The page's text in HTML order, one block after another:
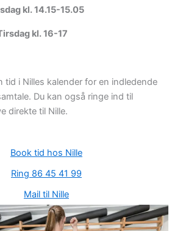
kl. 14.15-15.05
kl. 16-17
tid i Nilles kalender for en indledende
Du kan også ringe ind til
direkte til Nille.
Book tid hos Nille
Ring 86 45 41 99
Mail til Nille